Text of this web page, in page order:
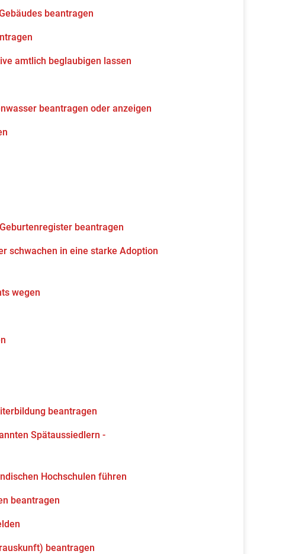
beantragen
amtlich beglaubigen lassen
beantragen oder anzeigen
beantragen
schwachen in eine starke Adoption
wegen
beantragen
Spätaussiedlern -
Hochschulen führen
beantragen
beantragen